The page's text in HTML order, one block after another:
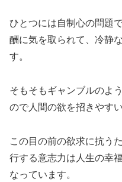
ひとつには自制心の問題
酬に気を取られて、冷静
す。
そもそもギャンブルのよ
ので人間の欲を招きやす
この目の前の欲求に抗う
行する意志力は人生の幸
なっています。